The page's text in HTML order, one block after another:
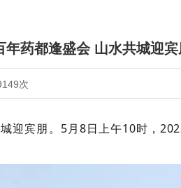
年药都逢盛会 山水共城迎
次
迎宾朋。5月8日上午10时，